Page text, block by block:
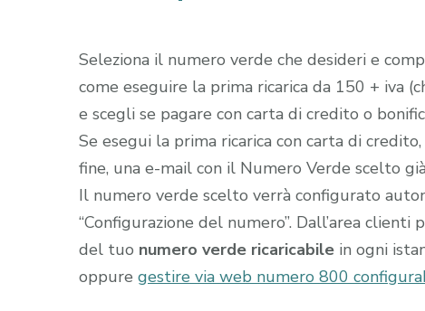
Seleziona il numero verde che desideri e
come eseguire la prima ricarica da 150 + iva
e scegli se pagare con carta di credito o
Se esegui la prima ricarica con carta di
fine, una e-mail con il Numero Verde scelto
Il numero verde scelto verrà configurato
“Configurazione del numero”. Dall’area
del tuo numero verde ricaricabile in ogni
oppure gestire via web numero 800